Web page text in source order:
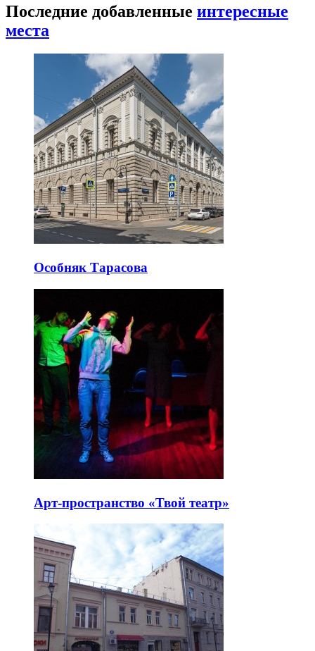
Последние добавленные интересные
места
Особняк Тарасова
Арт-пространство «Твой театр»